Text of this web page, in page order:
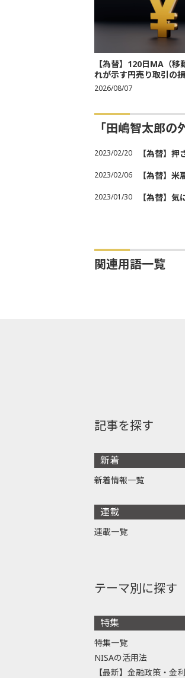
【為替】120日MA（移
れが示す円売り取引の
2026/08/07
「田嶋智太郎
2023/02/20 【為替】
2023/02/06 【為替】
2023/01/30 【為替】
関連用語一覧
記事を探す
新着
新着情報一覧
連載
連載一覧
テーマ別に探す
特集
特集一覧
NISAの活用法
【最新】金融政策・金